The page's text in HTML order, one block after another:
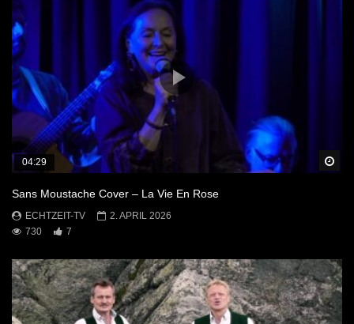
04:29
Sans Moustache Cover – La Vie En Rose
ECHTZEIT-TV
2. APRIL 2026
730
7